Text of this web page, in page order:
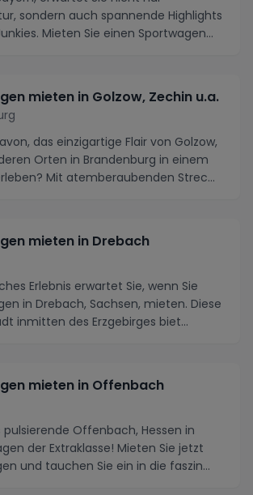
sondern auch spannende Highlights
Mieten Sie einen Sportwagen
mieten in Golzow, Zechin u.a.
das einzigartige Flair von Golzow,
Orten in Brandenburg in einem
Mit atemberaubenden Strec...
mieten in Drebach
Erlebnis erwartet Sie, wenn Sie
in Drebach, Sachsen, mieten. Diese
inmitten des Erzgebirges biet...
mieten in Offenbach
pulsierende Offenbach, Hessen in
der Extraklasse! Mieten Sie jetzt
und tauchen Sie ein in die faszin...